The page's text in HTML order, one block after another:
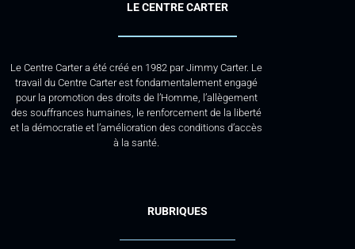
LE CENTRE CARTER
Le Centre Carter a été créé en 1982 par Jimmy Carter. Le
travail du Centre Carter est fondamentalement engagé
pour la promotion des droits de l’Homme, l’allègement
des souffrances humaines, le renforcement de la liberté
et la démocratie et l’amélioration des conditions d’accès
à la santé.
RUBRIQUES